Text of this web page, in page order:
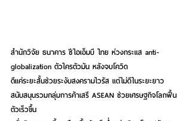
สำนักวิจัย ธนาคาร ซีไอเอ็มบี ไทย ห่วงกระแส anti-
globalization ตัวใครตัวมัน หลังจบโควิด
ดีแค่ระยะสั้นช่วยระงับสงครามไวรัส แต่ไม่ดีในระยะยาว
สนับสนุนรวมกลุ่มการค้าเสรี ASEAN ช่วยเศรษฐกิจโลกฟื้น
ตัวเร็วขึ้น